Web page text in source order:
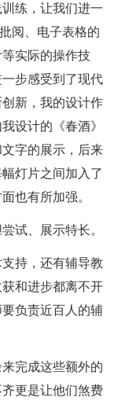
练，让我们进一
阅、电子表格的
实际的操作技
步感受到了现代
新，我的设计作
设计的《春酒》
字的展示，后来
灯片之间加入了
也有所加强。
试、展示特长。
持，还有辅导教
和进步都离不开
负责近百人的辅
完成这些额外的
更是让他们煞费